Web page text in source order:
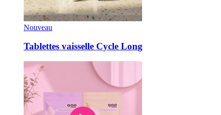
Nouveau
Tablettes vaisselle Cycle Long